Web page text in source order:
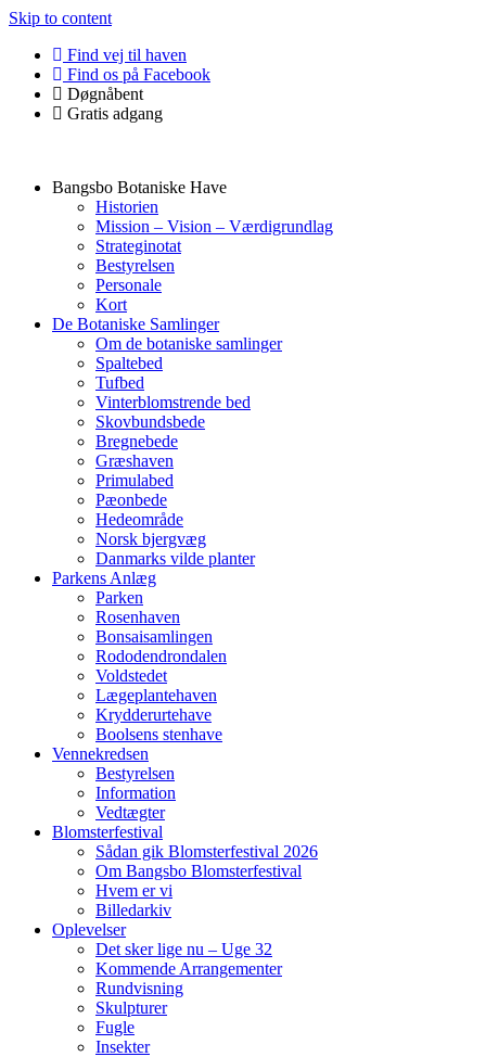
Skip to content
Find vej til haven
Find os på Facebook
Døgnåbent
Gratis adgang
Bangsbo Botaniske Have
Historien
Mission – Vision – Værdigrundlag
Strateginotat
Bestyrelsen
Personale
Kort
De Botaniske Samlinger
Om de botaniske samlinger
Spaltebed
Tufbed
Vinterblomstrende bed
Skovbundsbede
Bregnebede
Græshaven
Primulabed
Pæonbede
Hedeområde
Norsk bjergvæg
Danmarks vilde planter
Parkens Anlæg
Parken
Rosenhaven
Bonsaisamlingen
Rododendrondalen
Voldstedet
Lægeplantehaven
Krydderurtehave
Boolsens stenhave
Vennekredsen
Bestyrelsen
Information
Vedtægter
Blomsterfestival
Sådan gik Blomsterfestival 2026
Om Bangsbo Blomsterfestival
Hvem er vi
Billedarkiv
Oplevelser
Det sker lige nu – Uge 32
Kommende Arrangementer
Rundvisning
Skulpturer
Fugle
Insekter